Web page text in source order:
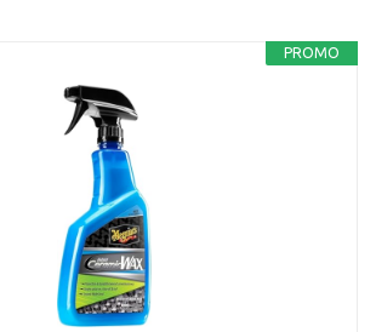
PROMO